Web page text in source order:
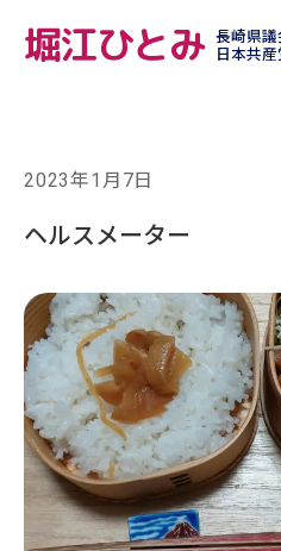
堀江ひとみ
長崎県議
日本共産
2023年1月7日
ヘルスメーター